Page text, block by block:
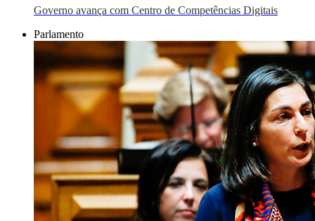
Governo avança com Centro de Competências Digitais
Parlamento